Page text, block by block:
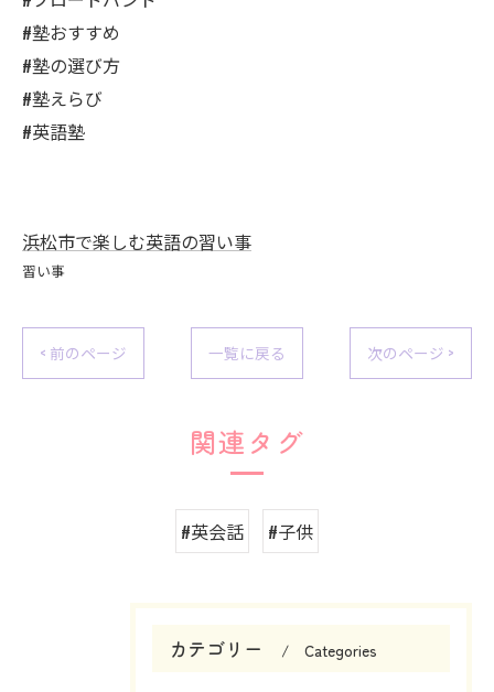
#塾おすすめ
#塾の選び方
#塾えらび
#英語塾
浜松市で楽しむ英語の習い事
習い事
< 前のページ 一覧に戻る 次のページ >
関連タグ
#英会話 #子供
カテゴリー Categories